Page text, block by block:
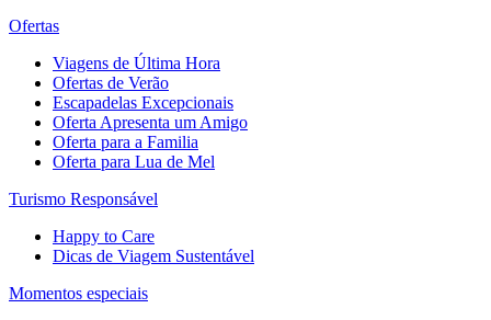
Ofertas
Viagens de Última Hora
Ofertas de Verão
Escapadelas Excepcionais
Oferta Apresenta um Amigo
Oferta para a Familia
Oferta para Lua de Mel
Turismo Responsável
Happy to Care
Dicas de Viagem Sustentável
Momentos especiais